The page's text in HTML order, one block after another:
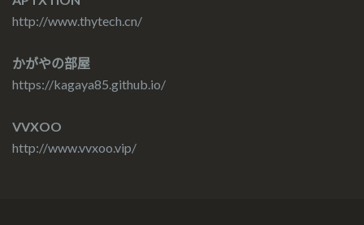
http://www.thytech.cn/
かがやの部屋
https://kagaya85.github.io/
VVXOO
http://www.vvxoo.vip/